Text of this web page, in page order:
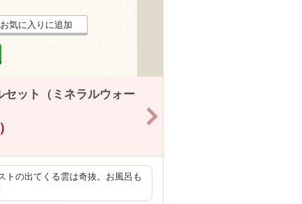
お気に入りに追加
セット（ミネラルウォー
トの出てくる雲は奇抜。お風呂も